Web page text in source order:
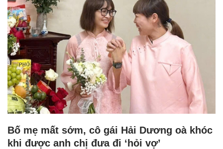
Bố mẹ mất sớm, cô gái Hải Dương oà khóc
khi được anh chị đưa đi ‘hỏi vợ’